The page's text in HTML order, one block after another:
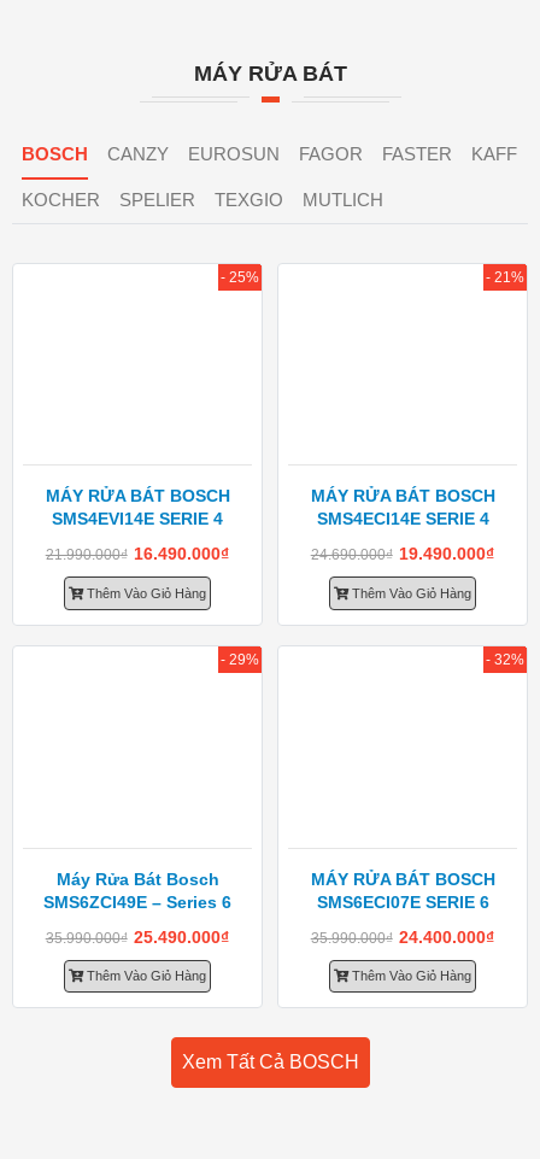
MÁY RỬA BÁT
BOSCH CANZY EUROSUN FAGOR FASTER KAFF
KOCHER SPELIER TEXGIO MUTLICH
MÁY RỬA BÁT BOSCH
SMS4EVI14E SERIE 4
21.990.000₫ 16.490.000₫
Thêm Vào Giỏ Hàng
- 25%
MÁY RỬA BÁT BOSCH
SMS4ECI14E SERIE 4
24.690.000₫ 19.490.000₫
Thêm Vào Giỏ Hàng
- 21%
Máy Rửa Bát Bosch
SMS6ZCI49E – Series 6
35.990.000₫ 25.490.000₫
Thêm Vào Giỏ Hàng
- 29%
MÁY RỬA BÁT BOSCH
SMS6ECI07E SERIE 6
35.990.000₫ 24.400.000₫
Thêm Vào Giỏ Hàng
- 32%
Xem Tất Cả BOSCH